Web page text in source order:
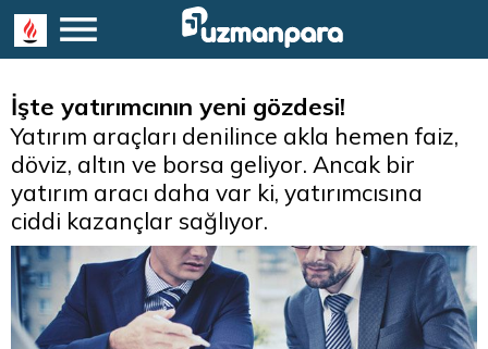
İşte yatırımcının yeni gözdesi!
Yatırım araçları denilince akla hemen faiz,
döviz, altın ve borsa geliyor. Ancak bir
yatırım aracı daha var ki, yatırımcısına
ciddi kazançlar sağlıyor.